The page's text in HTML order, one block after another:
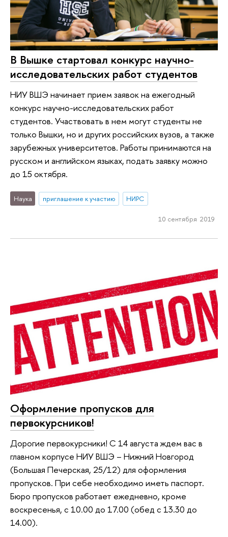
В Вышке стартовал конкурс научно-
исследовательских работ студентов
НИУ ВШЭ начинает прием заявок на ежегодный
конкурс научно-исследовательских работ
студентов. Участвовать в нем могут студенты не
только Вышки, но и других российских вузов, а также
зарубежных университетов. Работы принимаются на
русском и английском языках, подать заявку можно
до 15 октября.
Наука приглашение к участию НИРС
10 сентября 2019
Оформление пропусков для
первокурсников!
Дорогие первокурсники! С 14 августа ждем вас в
главном корпусе НИУ ВШЭ – Нижний Новгород
(Большая Печерская, 25/12) для оформления
пропусков. При себе необходимо иметь паспорт.
Бюро пропусков работает ежедневно, кроме
воскресенья, с 10.00 до 17.00 (обед с 13.30 до
14.00).